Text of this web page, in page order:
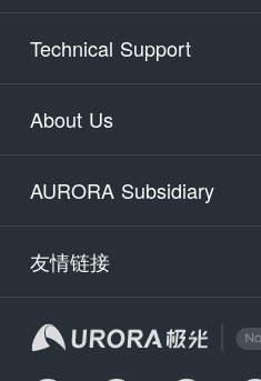
Technical Support
About Us
AURORA Subsidiary
友情链接